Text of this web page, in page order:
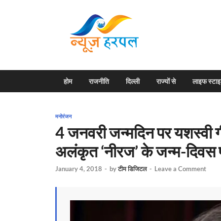
होम राजनीति दिल्ली राज्यों से लाइफ
मनोरंजन
4 जनवरी जन्मदिन पर यशस्वी
अलंकृत ‘नीरज’ के जन्म-दिवस
January 4, 2018 - byटीम डिजिटल - Leave a Comment